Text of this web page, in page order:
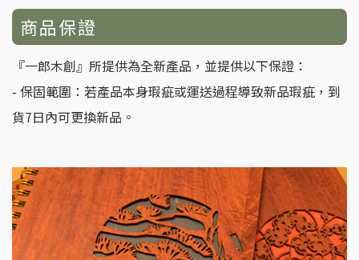
商品保證
『一郎木創』所提供為全新產品，並提供以下保證：
- 保固範圍：若產品本身瑕疵或運送過程導致新品瑕疵，到
貨7日內可更換新品。